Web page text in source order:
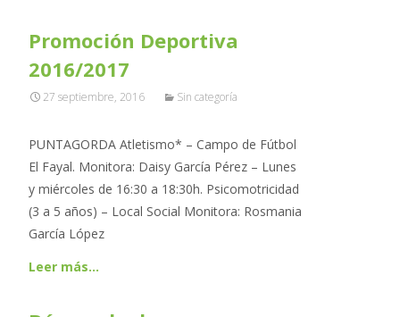
Promoción Deportiva
2016/2017
27 septiembre, 2016 Sin categoría
PUNTAGORDA Atletismo* – Campo de Fútbol
El Fayal. Monitora: Daisy García Pérez – Lunes
y miércoles de 16:30 a 18:30h. Psicomotricidad
(3 a 5 años) – Local Social Monitora: Rosmania
García López
Leer más…